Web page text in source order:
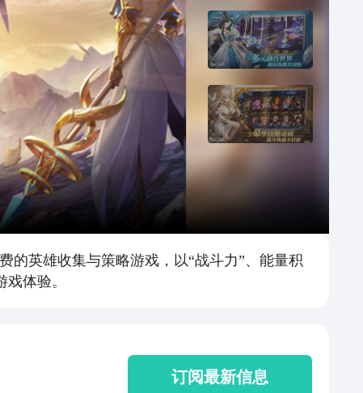
的英雄收集与策略游戏，以“战斗力”、能量积
体验。
订阅最新信息